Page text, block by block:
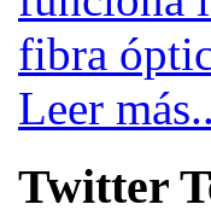
Leer
Twitter